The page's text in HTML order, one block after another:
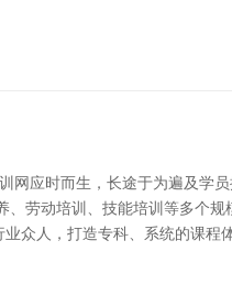
网应时而生，长途于为遍及学
劳动培训、技能培训等多个
众人，打造专科、系统的课程